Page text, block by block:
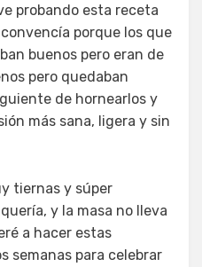
probando esta receta
porque los que
buenos pero eran de
pero quedaban
de hornearlos y
más sana, ligera y sin
tiernas y súper
y la masa no lleva
a hacer estas
semanas para celebrar